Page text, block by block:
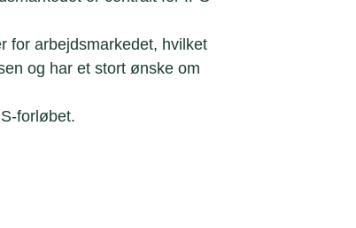
for arbejdsmarkedet, hvilket
og har et stort ønske om
forløbet.